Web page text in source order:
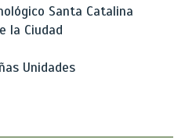
Santa Catalina
la Ciudad
Unidades